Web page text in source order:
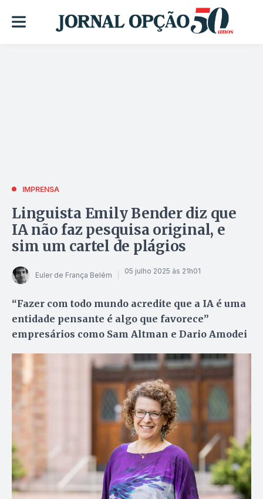
IMPRENSA
Linguista Emily Bender diz que
IA não faz pesquisa original, e
sim um cartel de plágios
Euler de França Belém 05 julho 2025 às 21h01
“Fazer com todo mundo acredite que a IA é uma
entidade pensante é algo que favorece”
empresários como Sam Altman e Dario Amodei